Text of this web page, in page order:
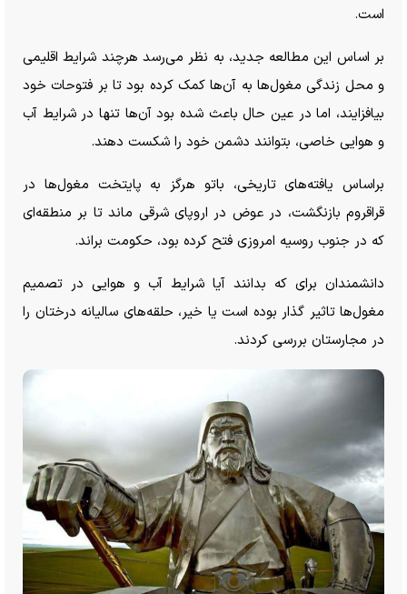
است.
بر اساس این مطالعه جدید، به نظر می‌رسد هرچند شرایط اقلیمی
و محل زندگی مغول‌ها به آن‌ها کمک کرده بود تا بر فتوحات خود
بیافزایند، اما در عین حال باعث شده بود آن‌ها تنها در شرایط آب
و هوایی خاصی، بتوانند دشمن خود را شکست دهند.
براساس یافته‌های تاریخی، باتو هرگز به پایتخت مغول‌ها در
قراقروم بازنگشت، در عوض در اروپای شرقی ماند تا بر منطقه‌ای
که در جنوب روسیه امروزی فتح کرده بود، حکومت براند.
دانشمندان برای که بدانند آیا شرایط آب و هوایی در تصمیم
مغول‌ها تاثیر گذار بوده است یا خیر، حلقه‌های سالیانه درختان را
در مجارستان بررسی کردند.